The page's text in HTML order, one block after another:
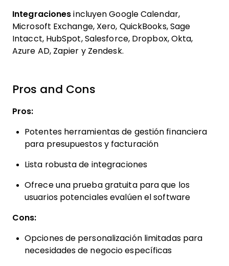
Integraciones incluyen Google Calendar,
Microsoft Exchange, Xero, QuickBooks, Sage
Intacct, HubSpot, Salesforce, Dropbox, Okta,
Azure AD, Zapier y Zendesk.
Pros and Cons
Pros:
Potentes herramientas de gestión financiera
para presupuestos y facturación
Lista robusta de integraciones
Ofrece una prueba gratuita para que los
usuarios potenciales evalúen el software
Cons:
Opciones de personalización limitadas para
necesidades de negocio específicas